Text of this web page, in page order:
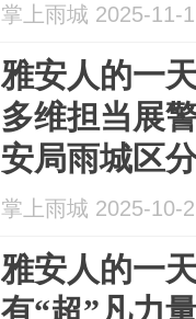
掌上雨城 2025-11-
雅安人的一
多维担当展
安局雨城区
王坤
掌上雨城 2025-10-
雅安人的一
有“超”凡力